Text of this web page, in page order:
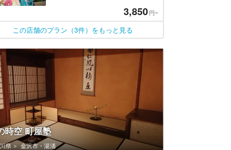
3,850円~
この店舗のプラン（3件）をもっと見る
時空 町屋塾
県 金沢市・湯涌